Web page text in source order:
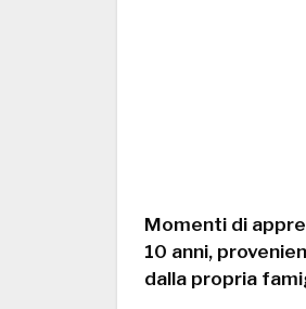
Momenti di
10 anni,
dalla propria